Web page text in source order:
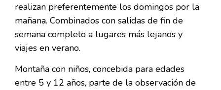
realizan preferentemente los domingos por la
mañana. Combinados con salidas de fin de
semana completo a lugares más lejanos y
viajes en verano.
Montaña con niños, concebida para edades
entre 5 y 12 años, parte de la observación de